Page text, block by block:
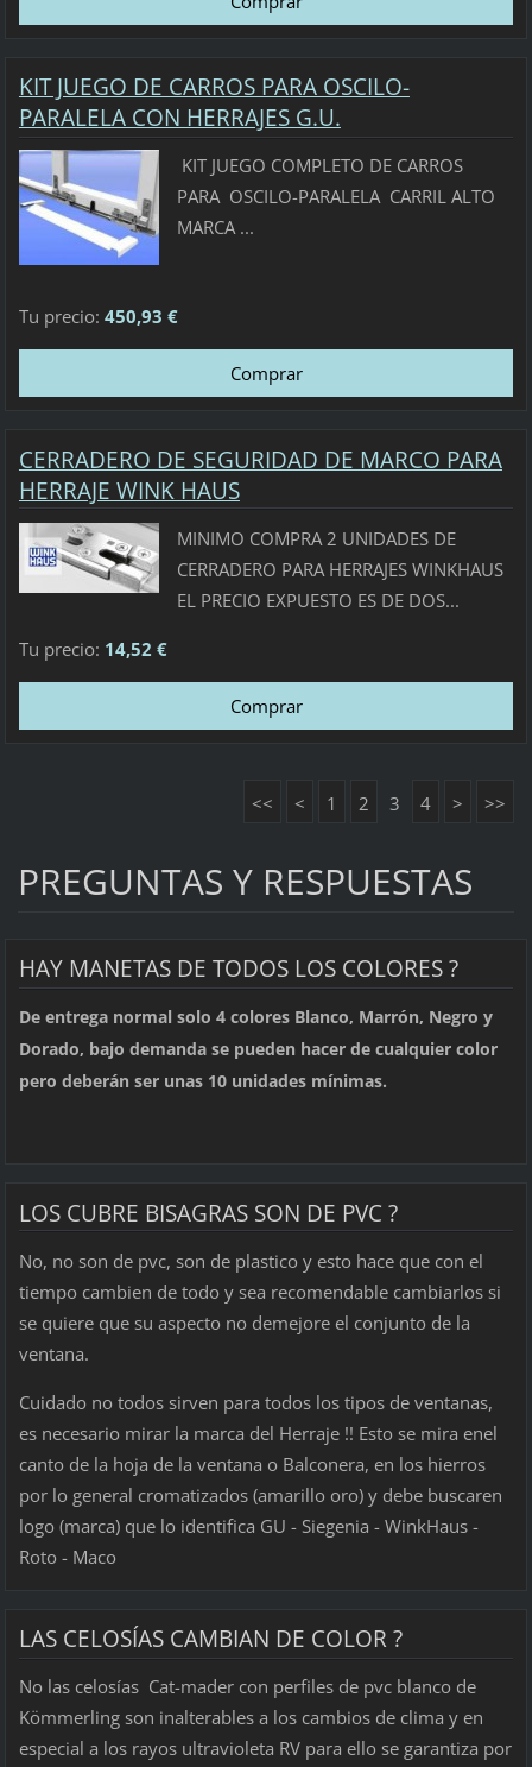
KIT JUEGO DE CARROS PARA OSCILO-
PARALELA CON HERRAJES G.U.
KIT JUEGO COMPLETO DE CARROS
PARA OSCILO-PARALELA CARRIL ALTO
MARCA ...
Tu precio: 450,93 €
CERRADERO DE SEGURIDAD DE MARCO PARA
HERRAJE WINK HAUS
MINIMO COMPRA 2 UNIDADES DE
CERRADERO PARA HERRAJES WINKHAUS
EL PRECIO EXPUESTO ES DE DOS...
Tu precio: 14,52 €
<< < 1 2 3 4 > >>
PREGUNTAS Y RESPUESTAS
HAY MANETAS DE TODOS LOS COLORES ?
De entrega normal solo 4 colores Blanco, Marrón, Negro y
Dorado, bajo demanda se pueden hacer de cualquier color
pero deberán ser unas 10 unidades mínimas.
LOS CUBRE BISAGRAS SON DE PVC ?
No, no son de pvc, son de plastico y esto hace que con el
tiempo cambien de todo y sea recomendable cambiarlos si
se quiere que su aspecto no demejore el conjunto de la
ventana.
Cuidado no todos sirven para todos los tipos de ventanas,
es necesario mirar la marca del Herraje !! Esto se mira enel
canto de la hoja de la ventana o Balconera, en los hierros
por lo general cromatizados (amarillo oro) y debe buscaren
logo (marca) que lo identifica GU - Siegenia - WinkHaus -
Roto - Maco
LAS CELOSÍAS CAMBIAN DE COLOR ?
No las celosías Cat-mader con perfiles de pvc blanco de
Kömmerling son inalterables a los cambios de clima y en
especial a los rayos ultravioleta RV para ello se garantiza por